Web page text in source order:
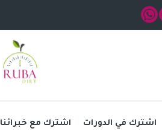
اشترك في الدورات اشترك مع خبرائنا